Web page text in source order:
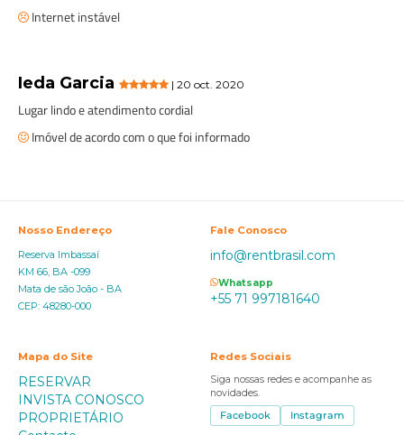
Internet instável
Ieda Garcia | 20 oct. 2020
Lugar lindo e atendimento cordial
Imóvel de acordo com o que foi informado
Nosso Endereço
Reserva Imbassaí
KM 66, BA -099
Mata de são João - BA
CEP: 48280-000
Fale Conosco
info@rentbrasil.com
Whatsapp
+55 71 997181640
Mapa do Site
RESERVAR
INVISTA CONOSCO
PROPRIETÁRIO
Redes Sociais
Siga nossas redes e acompanhe as
novidades.
Facebook
Instagram